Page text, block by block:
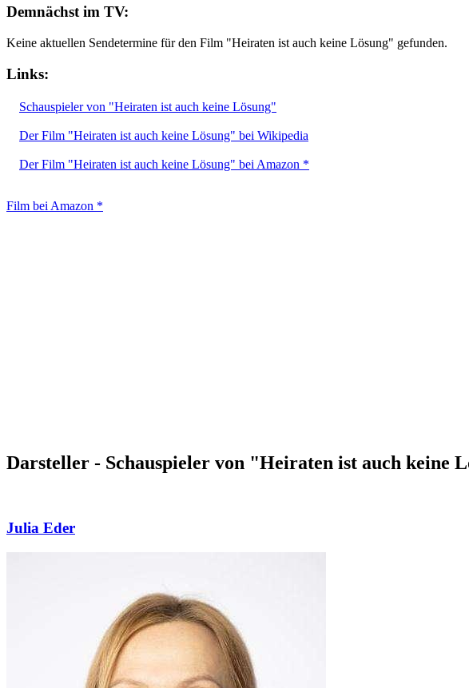
Demnächst im TV:
Keine aktuellen Sendetermine für den Film "Heiraten ist auch keine Lösung" gefunden.
Links:
Schauspieler von "Heiraten ist auch keine Lösung"
Der Film "Heiraten ist auch keine Lösung" bei Wikipedia
Der Film "Heiraten ist auch keine Lösung" bei Amazon *
Film bei Amazon *
Darsteller - Schauspieler von "Heiraten ist auch keine
Julia Eder